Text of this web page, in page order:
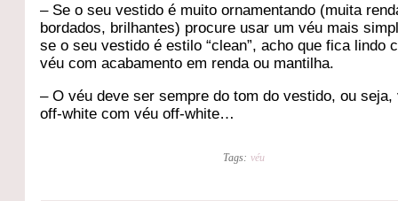
– Se o seu vestido é muito ornamentando (muita
bordados, brilhantes) procure usar um véu mais
se o seu vestido é estilo “clean”, acho que fica lindo
véu com acabamento em renda ou mantilha.
– O véu deve ser sempre do tom do vestido, ou seja,
off-white com véu off-white…
Tags: véu